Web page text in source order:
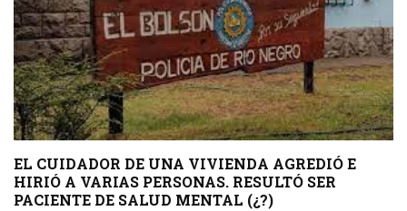
EL CUIDADOR DE UNA VIVIENDA AGREDIÓ E
HIRIÓ A VARIAS PERSONAS. RESULTÓ SER
PACIENTE DE SALUD MENTAL (¿?)